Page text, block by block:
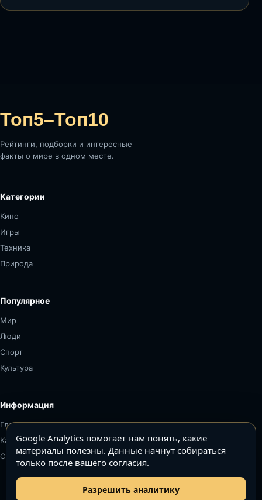
Топ5–Топ10
Рейтинги, подборки и интересные
факты о мире в одном месте.
Категории
Кино
Игры
Техника
Природа
Популярное
Мир
Люди
Спорт
Культура
Информация
Главная
Карта сайта
Связаться
Google Analytics помогает нам понять, какие
материалы полезны. Данные начнут собираться
только после вашего согласия.
Разрешить аналитику